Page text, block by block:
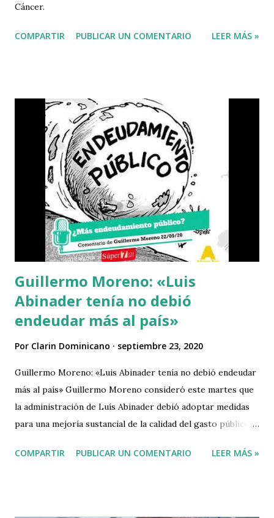
Cáncer.
COMPARTIR PUBLICAR UN COMENTARIO LEER MÁS »
Guillermo Moreno: «Luis
Abinader tenía no debió
endeudar más al país»
Por Clarin Dominicano septiembre 23, 2020
Guillermo Moreno: «Luis Abinader tenía no debió endeudar
más al país» Guillermo Moreno consideró este martes que
la administración de Luís Abinader debió adoptar medidas
para una mejoría sustancial de la calidad del gasto público
la emisión de bonos soberanos por valor de 3,800 millones
COMPARTIR PUBLICAR UN COMENTARIO LEER MÁS »